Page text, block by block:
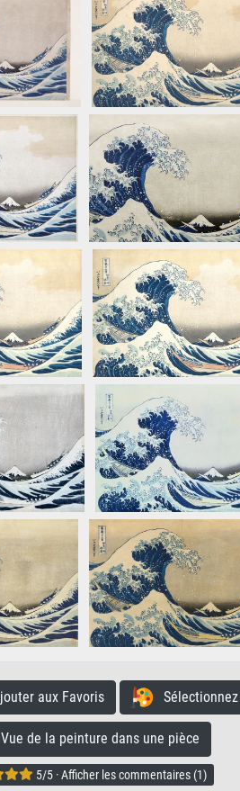
aux Favoris
de la peinture dans une pièce
5/5 · Afficher les commentaires (1)